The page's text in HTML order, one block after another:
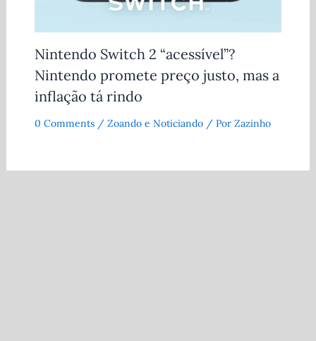
Nintendo Switch 2 “acessível”?
Nintendo promete preço justo, mas a
inflação tá rindo
0 Comments / Zoando e Noticiando/ Por Zazinho